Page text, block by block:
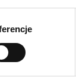
PAWEŁ WÓJCIK